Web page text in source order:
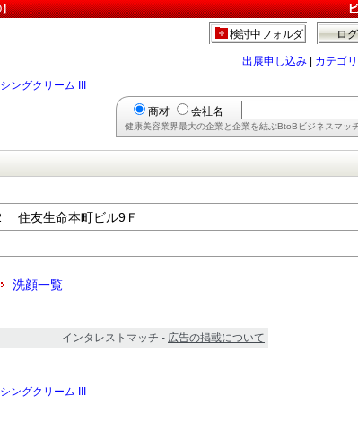
ロ
検討中フォルダ
出展申し込み カテゴ
ングクリーム III
商材 会社名
健康美容業界最大の企業と企業を結ぶBtoBビジネスマッ
住友生命本町ビル9Ｆ
洗顔一覧
インタレストマッチ - 広告の掲載について
ングクリーム III